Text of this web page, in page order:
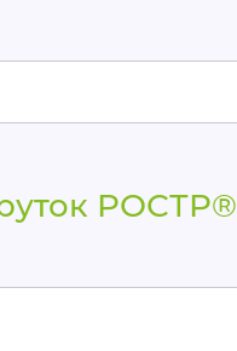
РОСТР®